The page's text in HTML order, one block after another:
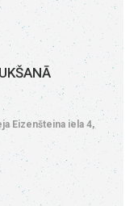
Eizenšteina iela 4,